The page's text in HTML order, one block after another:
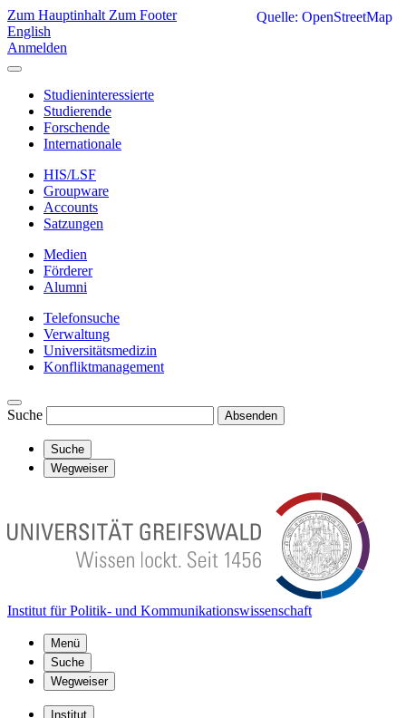
Zum Hauptinhalt Zum Footer
English
Anmelden
Studieninteressierte
Studierende
Forschende
Internationale
HIS/LSF
Groupware
Accounts
Satzungen
Medien
Förderer
Alumni
Telefonsuche
Verwaltung
Universitätsmedizin
Konfliktmanagement
Suche Absenden
Suche
Wegweiser
Institut für Politik- und Kommunikationswissenschaft
Menü
Suche
Wegweiser
Institut
Quelle: OpenStreetMap